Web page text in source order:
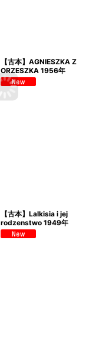
【古本】AGNIESZKA Z
ORZESZKA 1956年
【古本】Lalkisia i jej
rodzenstwo 1949年